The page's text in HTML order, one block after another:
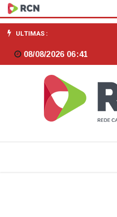
Novo
aumento
da
consequência
da
ULTIMAS :
08/08/2026 06:41